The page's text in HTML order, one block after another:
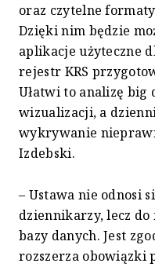
oraz czytelne
Dzięki nim będzie
aplikacje użyteczne
rejestr KRS
Ułatwi to analizę big
wizualizacji, a
wykrywanie
Izdebski.
– Ustawa nie odnosi
dziennikarzy, lecz
bazy danych. Jest
rozszerza obowiązki